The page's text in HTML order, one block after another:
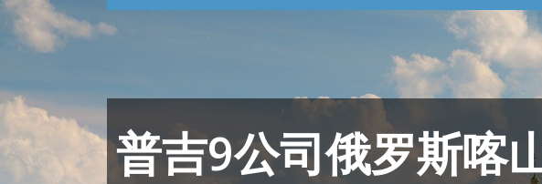
普吉9公司俄罗斯喀